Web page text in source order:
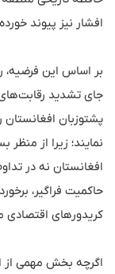
افشار نیز پیوند
بر اساس این
جای تشدید
پشتوزبان
نمایند؛ زیرا از منظر
افغانستان نه در
حاکمیت فراگیر،
کریدورهای
اگرچه بخش مهمی از